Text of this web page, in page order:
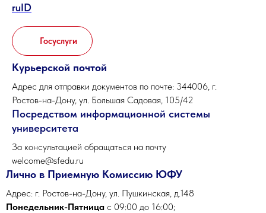
ruID
Госуслуги
Курьерской почтой
Адрес для отправки документов по почте: 344006, г.
Ростов-на-Дону, ул. Большая Садовая, 105/42
Посредством информационной системы
университета
За консультацией обращаться на почту
welcome@sfedu.ru
Лично в Приемную Комиссию ЮФУ
Адрес: г. Ростов-на-Дону, ул. Пушкинская, д.148
Понедельник-Пятница с 09:00 до 16:00;